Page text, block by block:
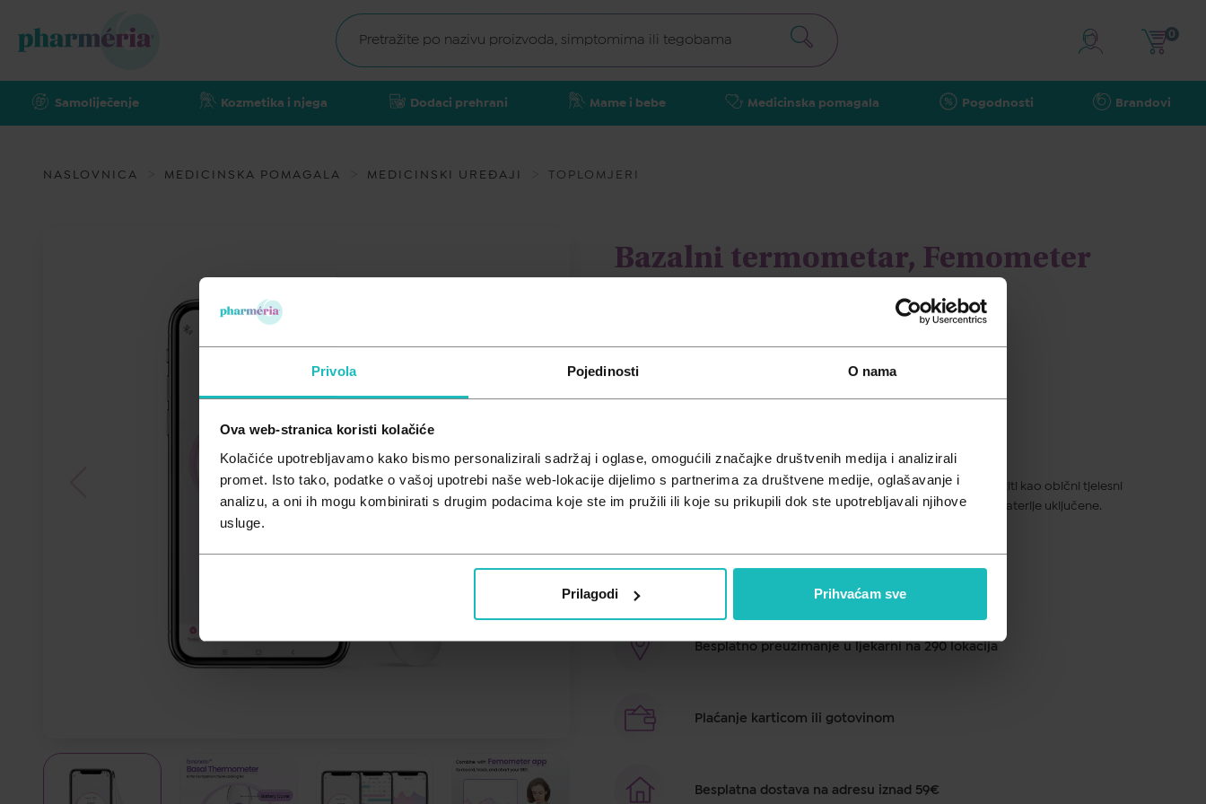
Privola Pojedinosti O nama
Ova web-stranica koristi kolačiće
Kolačiće upotrebljavamo kako bismo personalizirali sadržaj i oglase, omogućili značajke društvenih medija i analizirali
promet. Isto tako, podatke o vašoj upotrebi naše web-lokacije dijelimo s partnerima za društvene medije, oglašavanje i
analizu, a oni ih mogu kombinirati s drugim podacima koje ste im pružili ili koje su prikupili dok ste upotrebljavali njihove
usluge.
Prilagodi Prihvaćam sve
Samoliječenje Kozmetika i njega Dodaci prehrani Mame i bebe Medicinska pomagala Pogodnosti Brandovi
0
NASLOVNICA MEDICINSKA POMAGALA MEDICINSKI UREĐAJI TOPLOMJERI
Bazalni termometar, Femometer
Vinca Lite, ljubičasta
19,30 €
Vinca Lite digitalni bazalni toplomjer visoke preciznosti možete koristiti kao obični tjelesni
toplomjer ili kao toplomjer za mjerenje bazalne temperature (BBT). Baterije uključene.
Brza dostava u roku od 1 do 2 dana
Besplatno preuzimanje u ljekarni na 290 lokacija
Plaćanje karticom ili gotovinom
Besplatna dostava na adresu iznad 59€